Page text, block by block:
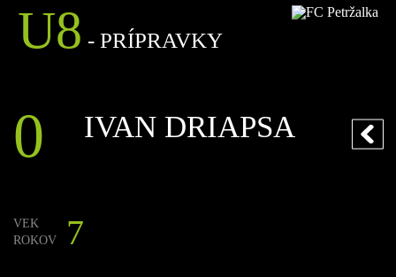
U8 - PRÍPRAVKY
0 IVAN DRIAPSA
VEK
ROKOV
7